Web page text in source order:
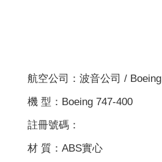
航空公司：波音公司 / Boeing
機 型：Boeing 747-400
註冊號碼：
材 質：ABS實心